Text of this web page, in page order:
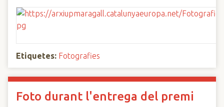
Etiquetes: Fotografies
Foto durant l'entrega del premi